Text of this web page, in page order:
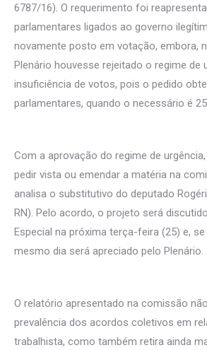
6787/16). O requerimento foi
parlamentares ligados ao governo
novamente posto em votação, embora,
Plenário houvesse rejeitado o regime de
insuficiência de votos, pois o pedido
parlamentares, quando o necessário é
Com a aprovação do regime de
pedir vista ou emendar a matéria na
analisa o substitutivo do deputado
RN). Pelo acordo, o projeto será
Especial na próxima terça-feira (25) e,
mesmo dia será apreciado pelo Plenário.
O relatório apresentado na comissão
prevalência dos acordos coletivos em
trabalhista, como também retira ainda